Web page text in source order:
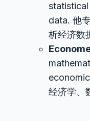
data. 他
析经济数
经济学、